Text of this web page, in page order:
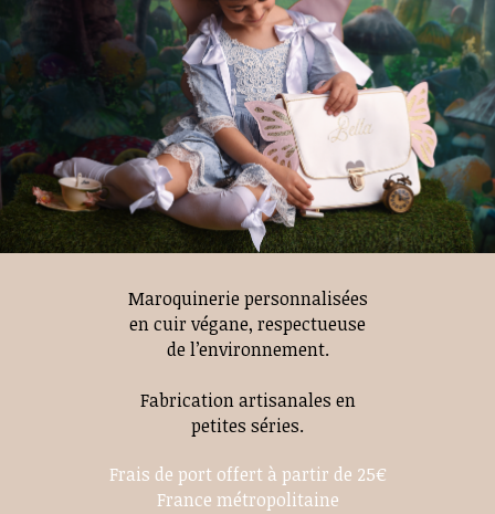
Maroquinerie personnalisées
en cuir végane, respectueuse
de l’environnement.
Fabrication artisanales en
petites séries.
Frais de port offert à partir de 25€
France métropolitaine